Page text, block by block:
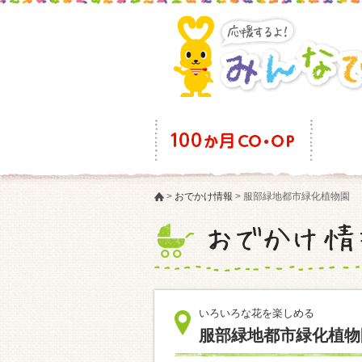
> おでかけ情報 >服部緑地都市緑化植物園
いろいろな花を楽しめる
服部緑地都市緑化植